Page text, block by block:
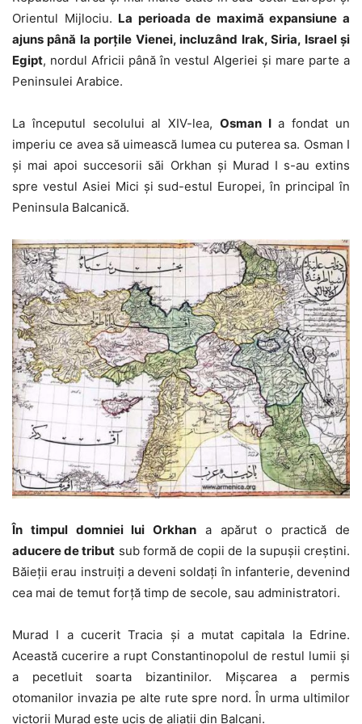
Orientul Mijlociu. La perioada de maximă expansiune a
ajuns până la porțile Vienei, incluzând Irak, Siria, Israel și
Egipt, nordul Africii până în vestul Algeriei și mare parte a
Peninsulei Arabice.
La începutul secolului al XIV-lea, Osman Ia fondat un
imperiu ce avea să uimească lumea cu puterea sa. Osman I
și mai apoi succesorii săi Orkhan și Murad I s-au extins
spre vestul Asiei Mici și sud-estul Europei, în principal în
Peninsula Balcanică.
În timpul domniei lui Orkhan a apărut o practică de
aducere de tribut sub formă de copii de la supușii creștini.
Băieții erau instruiți a deveni soldați în infanterie, devenind
cea mai de temut forță timp de secole, sau administratori.
Murad I a cucerit Tracia și a mutat capitala la Edrine.
Această cucerire a rupt Constantinopolul de restul lumii și
a pecetluit soarta bizantinilor. Mișcarea a permis
otomanilor invazia pe alte rute spre nord. În urma ultimilor
victorii Murad este ucis de aliații din Balcani.